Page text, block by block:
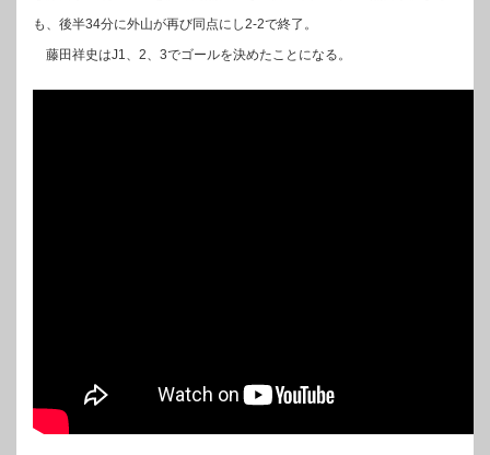
も、後半34分に外山が再び同点にし2-2で終了。
藤田祥史はJ1、2、3でゴールを決めたことになる。